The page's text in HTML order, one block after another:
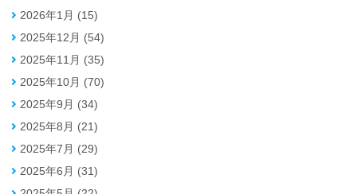
2026年1月 (15)
2025年12月 (54)
2025年11月 (35)
2025年10月 (70)
2025年9月 (34)
2025年8月 (21)
2025年7月 (29)
2025年6月 (31)